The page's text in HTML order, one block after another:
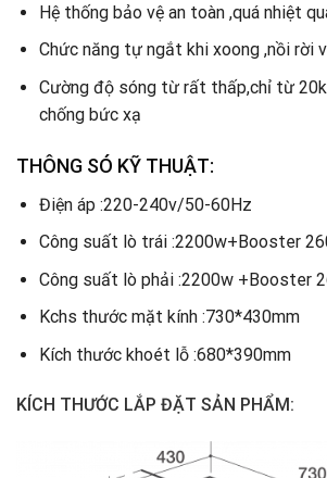
Hệ thống bảo vệ an toàn ,quá nhiệt
Chức năng tự ngắt khi xoong ,nồi rời
Cường độ sóng từ rất thấp,chỉ từ
chống bức xạ
THÔNG SÓ KỸ THUẬT:
Điện áp :220-240v/50-60Hz
Công suất lò trái :2200w+Booster
Công suất lò phải :2200w +Booster
Kchs thước mặt kính :730*430mm
Kích thước khoét lỗ :680*390mm
KÍCH THƯỚC LẮP ĐẶT SẢN PHẨM: